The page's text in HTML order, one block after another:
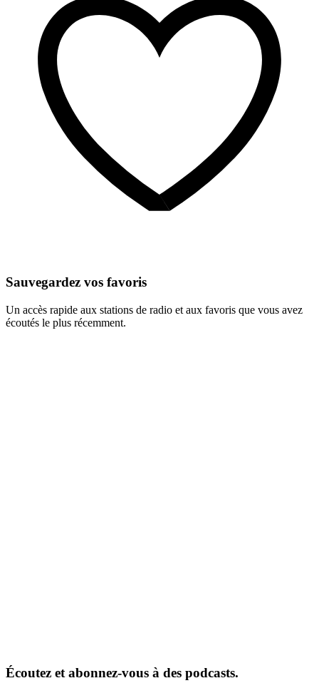
Sauvegardez vos favoris
Un accès rapide aux stations de radio et aux favoris que vous avez
écoutés le plus récemment.
Écoutez et abonnez-vous à des podcasts.